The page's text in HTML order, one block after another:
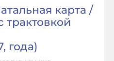
карта /
года)